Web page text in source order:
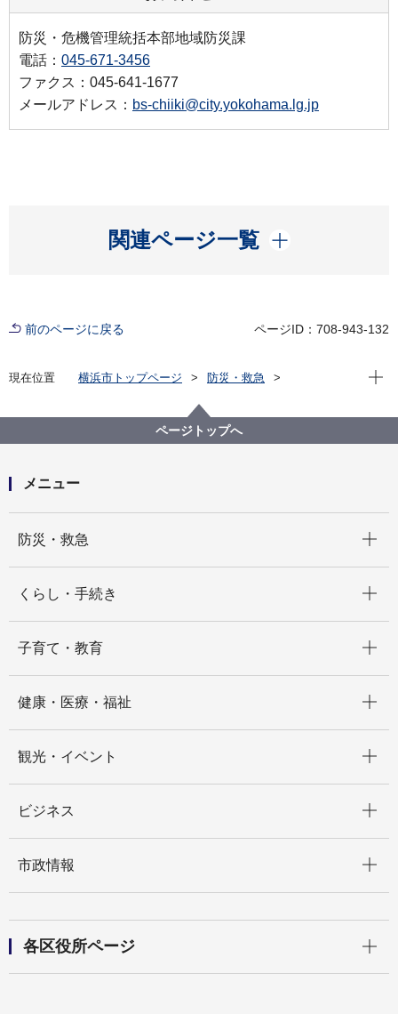
防災・危機管理統括本部地域防災課
電話： 045-671-3456
ファクス：045-641-1677
メールアドレス： bs-chiiki@city.yokohama.lg.jp
関連ページ一覧
開く
前のページに戻る ページID：708-943-132
現在位置 横浜市トップページ
防災・救急
現在
ページトップへ
メニュー
防災・救急
くらし・手続き
子育て・教育
健康・医療・福祉
観光・イベント
ビジネス
市政情報
各区役所ページ